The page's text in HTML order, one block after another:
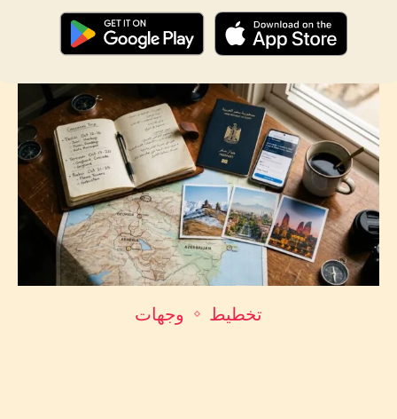
تخطيط وجهات